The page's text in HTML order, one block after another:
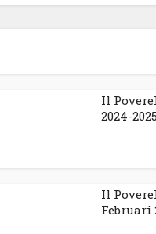
Il
2024-
Il
Februari